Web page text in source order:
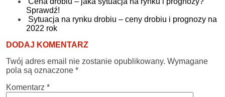
Sprawdź!
Sytuacja na rynku drobiu – ceny drobiu i prognozy na
2022 rok
DODAJ KOMENTARZ
Twój adres email nie zostanie opublikowany. Wymagane
pola są oznaczone *
Komentarz *